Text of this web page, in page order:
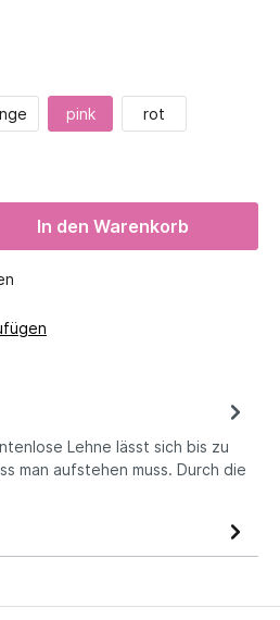
pink rot
In den Warenkorb
Lehne lässt sich bis zu
man aufstehen muss. Durch die